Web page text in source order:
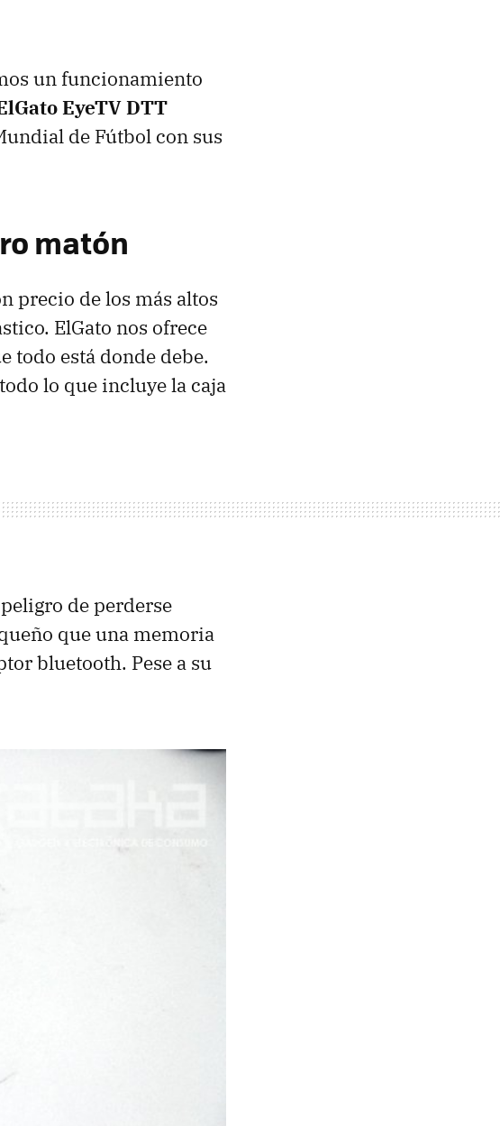
un funcionamiento
EyeTVDTT
de Fútbol con sus
matón
precio de los más altos
ElGato nos ofrece
todo está donde debe.
lo que incluye la caja
de perderse
que una memoria
bluetooth. Pese a su